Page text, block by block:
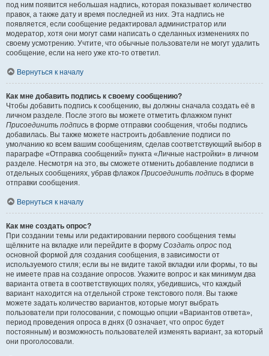
под ним появится небольшая надпись, которая показывает количество
правок, а также дату и время последней из них. Эта надпись не
появляется, если сообщение редактировал администратор или
модератор, хотя они могут сами написать о сделанных изменениях по
своему усмотрению. Учтите, что обычные пользователи не могут удалить
сообщение, если на него уже кто-то ответил.
Вернуться к началу
Как мне добавить подпись к своему сообщению?
Чтобы добавить подпись к сообщению, вы должны сначала создать её в
личном разделе. После этого вы можете отметить флажком пункт
Присоединить подпись в форме отправки сообщения, чтобы подпись
добавилась. Вы также можете настроить добавление подписи по
умолчанию ко всем вашим сообщениям, сделав соответствующий выбор в
параграфе «Отправка сообщений» пункта «Личные настройки» в личном
разделе. Несмотря на это, вы сможете отменить добавление подписи в
отдельных сообщениях, убрав флажок Присоединить подпись в форме
отправки сообщения.
Вернуться к началу
Как мне создать опрос?
При создании темы или редактировании первого сообщения темы
щёлкните на вкладке или перейдите в форму Создать опрос под
основной формой для создания сообщения, в зависимости от
используемого стиля; если вы не видите такой вкладки или формы, то вы
не имеете прав на создание опросов. Укажите вопрос и как минимум два
варианта ответа в соответствующих полях, убедившись, что каждый
вариант находится на отдельной строке текстового поля. Вы также
можете задать количество вариантов, которые могут выбрать
пользователи при голосовании, с помощью опции «Вариантов ответа»,
период проведения опроса в днях (0 означает, что опрос будет
постоянным) и возможность пользователей изменять вариант, за который
они проголосовали.